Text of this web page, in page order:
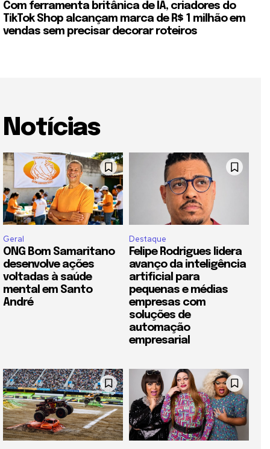
Com ferramenta britânica de IA, criadores do
TikTok Shop alcançam marca de R$ 1 milhão em
vendas sem precisar decorar roteiros
Notícias
Geral
ONG Bom Samaritano
desenvolve ações
voltadas à saúde
mental em Santo
André
Destaque
Felipe Rodrigues lidera
avanço da inteligência
artificial para
pequenas e médias
empresas com
soluções de
automação
empresarial